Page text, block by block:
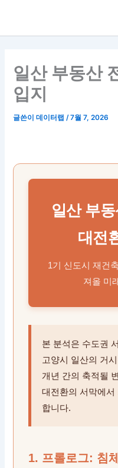
일산 부동산
입지
글쓴이데이터랩/7월 7, 2026
일산 부
대전
1기 신도시 재건
져올 미
본 분석은 수도권
고양시 일산의 거
개년 간의 축적될
대전환의 서막에
합니다.
1. 프롤로그: 침